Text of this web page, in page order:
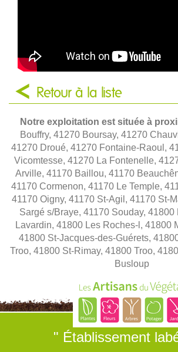
Retour à la liste
Notre exploitation est située à
Bouffry, 41270 Boursay, 41270
41270 Droué, 41270 Fontaine-Raoul,
Vicomtesse, 41270 La Fontenelle,
Arville, 41170 Baillou, 41170
41170 Cormenon, 41170 Le Temple,
41170 Oigny, 41170 St-Agil, 41170 St-
Sargé s/Braye, 41170 Souday, 41800
Lavardin, 41800 Les Roches-l, 41800
41800 St-Jacques-des-Guérets,
Troo, 41800 St-Rimay, 41800 Troo,
Busloup
" Établissement